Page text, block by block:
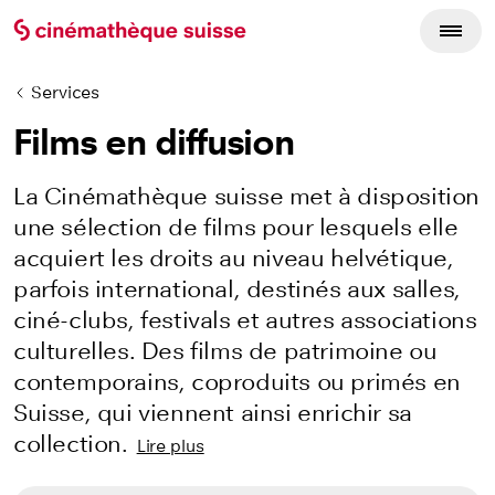
Services
Films en diffusion
La Cinémathèque suisse met à disposition
une sélection de films pour lesquels elle
acquiert les droits au niveau helvétique,
parfois international, destinés aux salles,
ciné-clubs, festivals et autres associations
culturelles. Des films de patrimoine ou
contemporains, coproduits ou primés en
Suisse, qui viennent ainsi enrichir sa
collection. Lire plus